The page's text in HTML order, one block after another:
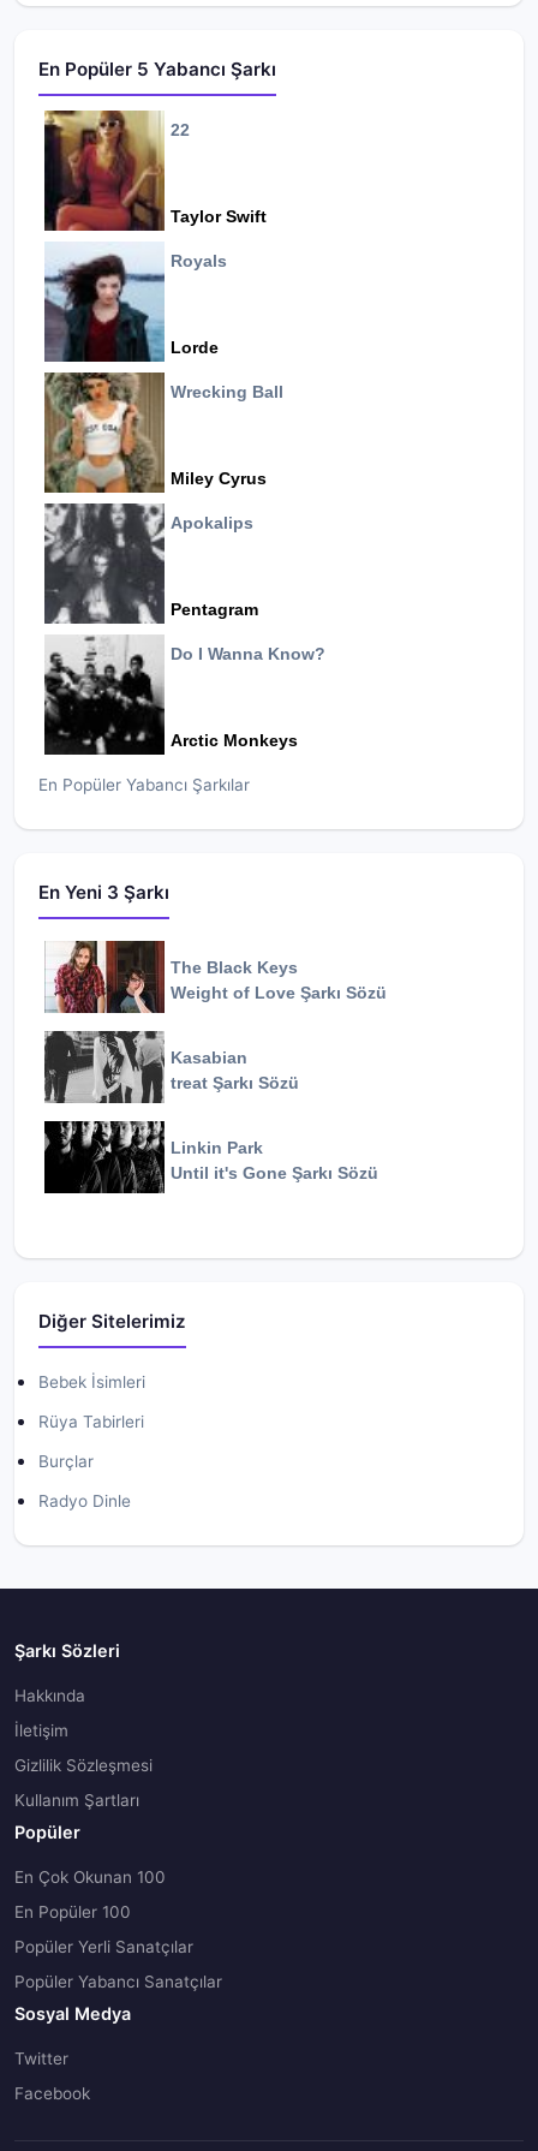
En Popüler 5 Yabancı Şarkı
22
Taylor Swift
Royals
Lorde
Wrecking Ball
Miley Cyrus
Apokalips
Pentagram
Do I Wanna Know?
Arctic Monkeys
En Popüler Yabancı Şarkılar
En Yeni 3 Şarkı
The Black Keys
Weight of Love Şarkı Sözü
Kasabian
treat Şarkı Sözü
Linkin Park
Until it's Gone Şarkı Sözü
Diğer Sitelerimiz
Bebek İsimleri
Rüya Tabirleri
Burçlar
Radyo Dinle
Şarkı Sözleri
Hakkında
İletişim
Gizlilik Sözleşmesi
Kullanım Şartları
Popüler
En Çok Okunan 100
En Popüler 100
Popüler Yerli Sanatçılar
Popüler Yabancı Sanatçılar
Sosyal Medya
Twitter
Facebook